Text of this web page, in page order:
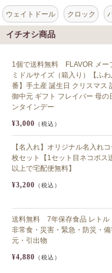
ウェイトドール クロック
イチオシ商品
1個で送料無料 FLAVOR メー
ミドルサイズ（箱入り）【ふ
番】手土産 誕生日 クリスマス
御中元 ギフト フレイバー 母の
ンタインデー
¥3,000 （税込）
【名入れ】オリジナル名入れ
枚セット【1セット目ネコポス
以上で宅配便無料】
¥3,200 （税込）
送料無料 7年保存食品 レト
非常食・災害・緊急・防災・
元・引出物
¥4,880 （税込）